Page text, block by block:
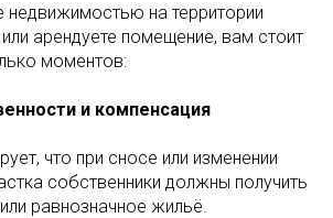
недвижимостью на территории
арендуете помещение, вам стоит
моментов:
и компенсация
что при сносе или изменении
собственники должны получить
равнозначное жильё.